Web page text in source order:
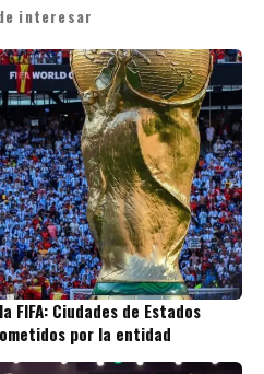
interesar
FIFA: Ciudades de Estados
por la entidad